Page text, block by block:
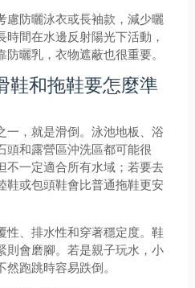
慮防曬泳衣或長袖款，減少曬
間在水邊反射陽光下活動，
曬乳，衣物遮蔽也很重要。
鞋和拖鞋要怎麼準
一，就是滑倒。泳池地板、浴
頭和露營區沖洗區都可能很
不一定適合所有水域；若要去
鞋或包頭鞋會比普通拖鞋更安
性、排水性和穿著穩定度。鞋
則會磨腳。若是親子玩水，小
跑跳時容易跌倒。